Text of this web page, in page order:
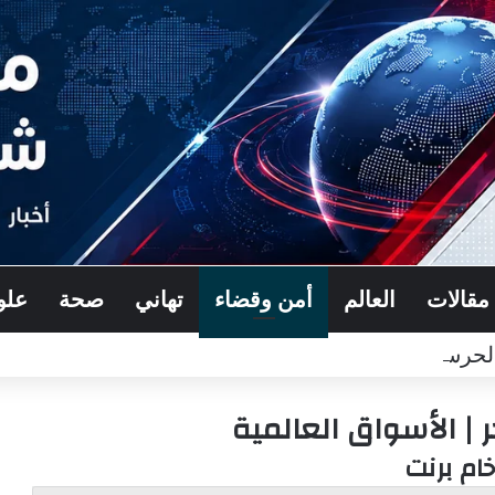
مقالات العالم أمن وقضاء تهاني صحة
القومي العربي اللواء خالد كريدية
الأسواق العالمية
برنت